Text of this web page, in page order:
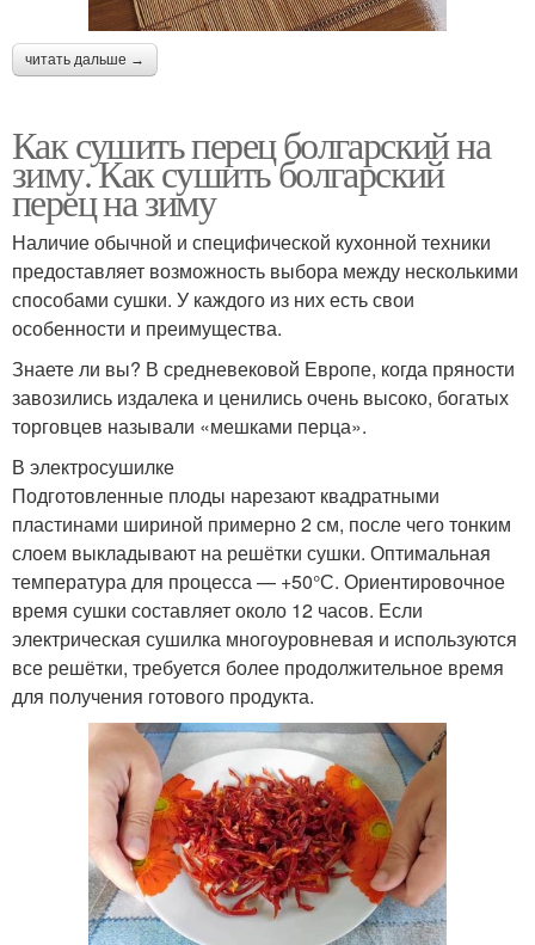
читать дальше →
Как сушить перец болгарский на
зиму. Как сушить болгарский
перец на зиму
Наличие обычной и специфической кухонной техники
предоставляет возможность выбора между несколькими
способами сушки. У каждого из них есть свои
особенности и преимущества.
Знаете ли вы? В средневековой Европе, когда пряности
завозились издалека и ценились очень высоко, богатых
торговцев называли «мешками перца».
В электросушилке
Подготовленные плоды нарезают квадратными
пластинами шириной примерно 2 см, после чего тонким
слоем выкладывают на решётки сушки. Оптимальная
температура для процесса — +50°С. Ориентировочное
время сушки составляет около 12 часов. Если
электрическая сушилка многоуровневая и используются
все решётки, требуется более продолжительное время
для получения готового продукта.